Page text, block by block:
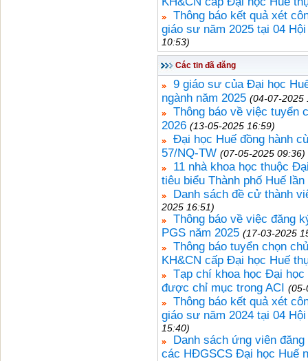
Thông báo kết quả xét
giáo sư năm 2025 tại 04
10:53)
Các tin đã đăng
9 giáo sư của Đại học
ngành năm 2025 (04-07-2025
Thông báo về việc tuyển
2026 (13-05-2025 16:59)
Đại học Huế đồng hành
57/NQ-TW (07-05-2025 09:36)
11 nhà khoa học thuộc
tiêu biểu Thành phố Huế
Danh sách đề cử thành
2025 16:51)
Thông báo về việc đăng
PGS năm 2025 (17-03-2025
Thông báo tuyển chọn
KH&CN cấp Đại học Huế
Tạp chí khoa học Đại
được chỉ mục trong ACI (05-
Thông báo kết quả xét
giáo sư năm 2024 tại 04
15:40)
Danh sách ứng viên
các HĐGSCS Đại học Huế